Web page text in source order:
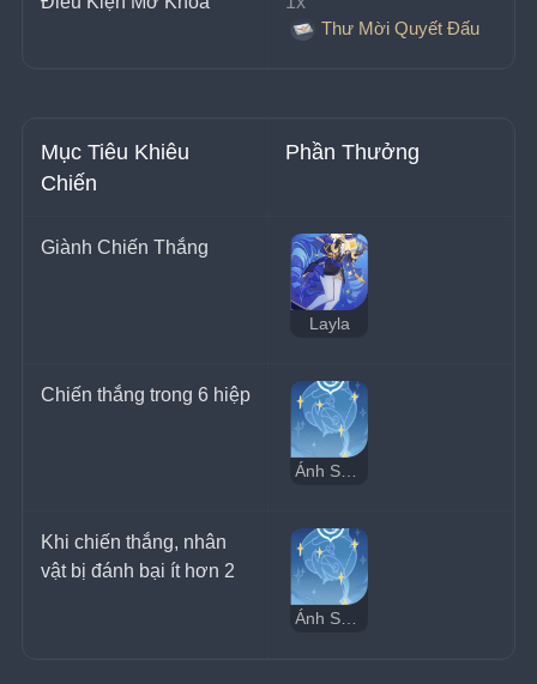
Thư Mời Quyết Đấu
Mục Tiêu Khiêu
Chiến
Phần Thưởng
Giành Chiến Thắng
Layla
Chiến thắng trong 6 hiệp
Ánh Sáng Xá Tội
Khi chiến thắng, nhân
vật bị đánh bại ít hơn 2
Ánh Sáng Xá Tội